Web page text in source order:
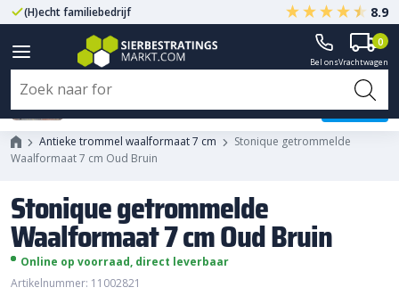
(H)echt familiebedrijf Gegarandeerd A-kwaliteit
8.9
Bel onsVrachtwagen
0
Antieke trommel waalformaat 7 cm
Stonique getrommelde
Waalformaat 7 cm Oud Bruin
Stonique getrommelde
Waalformaat 7 cm Oud Bruin
Online op voorraad, direct leverbaar
Artikelnummer: 11002821
Stonique getrommelde
Waalformaat 7 cm Oud Bruin